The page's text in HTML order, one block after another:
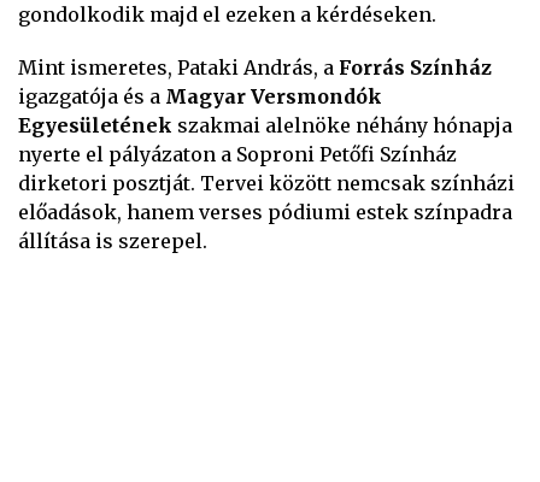
gondolkodik majd el ezeken a kérdéseken.
Mint ismeretes, Pataki András, a Forrás Színház
igazgatója és a Magyar Versmondók
Egyesületének szakmai alelnöke néhány hónapja
nyerte el pályázaton a Soproni Petőfi Színház
dirketori posztját. Tervei között nemcsak színházi
előadások, hanem verses pódiumi estek színpadra
állítása is szerepel.